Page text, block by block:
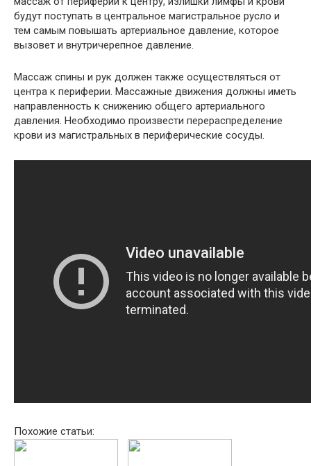
будут поступать в центральное магистральное русло и
тем самым повышать артериальное давление, которое
вызовет и внутричерепное давление.
Массаж спины и рук должен также осуществляться от
центра к периферии. Массажные движения должны иметь
направленность к снижению общего артериального
давления. Необходимо произвести перераспределение
крови из магистральных в периферические сосуды.
Похожие статьи: